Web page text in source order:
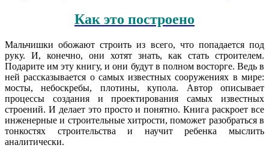
Как это построено
Мальчишки обожают строить из всего, что попадается под
руку. И, конечно, они хотят знать, как стать строителем.
Подарите им эту книгу, и они будут в полном восторге. Ведь в
ней рассказывается о самых известных сооружениях в мире:
мосты, небоскребы, плотины, купола. Автор описывает
процессы создания и проектирования самых известных
строений. И делает это просто и понятно. Книга раскроет все
инженерные и строительные хитрости, поможет разобраться в
тонкостях строительства и научит ребенка мыслить
аналитически.